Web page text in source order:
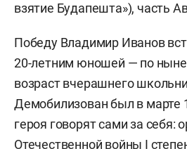
взятие Будапешта»), часть
Победу Владимир Иванов
20-летним юношей — по
возраст вчерашнего
Демобилизован был в марте
героя говорят сами за себя:
Отечественной войны I